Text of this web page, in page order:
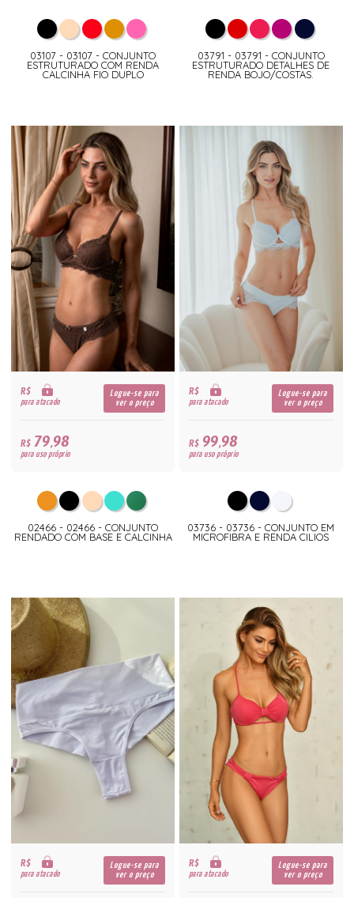
03107 - 03107 - CONJUNTO
ESTRUTURADO COM RENDA
CALCINHA FIO DUPLO
03791 - 03791 - CONJUNTO
ESTRUTURADO DETALHES DE
RENDA BOJO/COSTAS.
R$
para atacado
Logue-se para
ver o preço
R$79,98
para uso próprio
02466 - 02466 - CONJUNTO
RENDADO COM BASE E CALCINHA
R$
para atacado
Logue-se para
ver o preço
R$99,98
para uso próprio
03736 - 03736 - CONJUNTO EM
MICROFIBRA E RENDA CILIOS
R$
para atacado
Logue-se para
ver o preço
R$
para atacado
Logue-se para
ver o preço